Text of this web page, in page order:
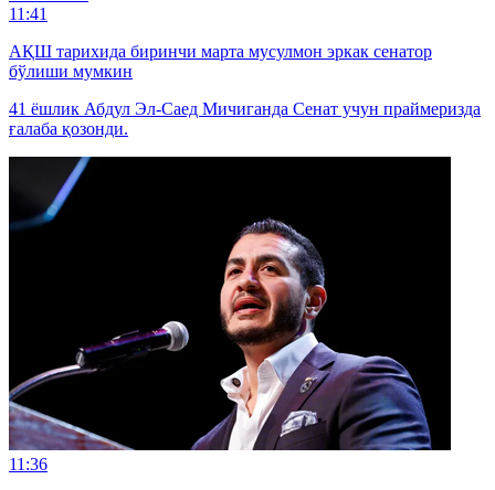
11:41
АҚШ тарихида биринчи марта мусулмон эркак сенатор
бўлиши мумкин
41 ёшлик Абдул Эл-Саед Мичиганда Сенат учун праймеризда
ғалаба қозонди.
11:36